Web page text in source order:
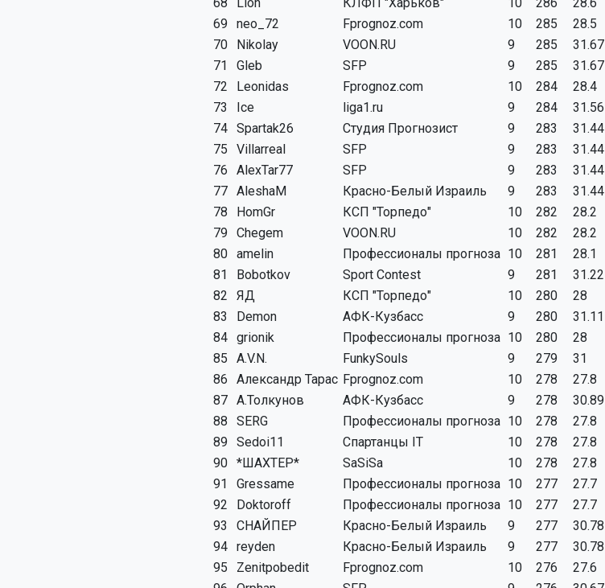
69 neo_72 Fprognoz.com 10 285 28.5
70
Nikolay VOON.RU 9 285 31.67
71
Gleb SFP 9 285 31.67
72
Leonidas Fprognoz.com 10 284 28.4
73
Ice liga1.ru 9 284 31.56
74 Spartak26 Студия Прогнозист 9 283 31.44
75
Villarreal SFP 9 283 31.44
76
AlexTar77 SFP 9 283 31.44
77 AleshaM Красно-Белый Израиль 9 283 31.44
78
HomGr КСП "Торпедо" 10 282 28.2
79 Chegem VOON.RU 10 282 28.2
80 amelin Профессионалы прогноза 10 281 28.1
81
Bobotkov Sport Contest 9 281 31.22
82
ЯД КСП "Торпедо" 10 280 28
83
Demon АФК-Кузбасс 9 280 31.11
84 grionik Профессионалы прогноза 10 280 28
85
A.V.N. FunkySouls 9 279 31
86
Александр Тарас Fprognoz.com 10 278 27.8
87 А.Толкунов АФК-Кузбасс 9 278 30.89
88
SERG Профессионалы прогноза 10 278 27.8
89 Sedoi11 Спартанцы IT 10 278 27.8
90 *ШАХТЕР* SaSiSa 10 278 27.8
91
Gressame Профессионалы прогноза 10 277 27.7
92
Doktoroff Профессионалы прогноза 10 277 27.7
93
СНАЙПЕР Красно-Белый Израиль 9 277 30.78
94 reyden Красно-Белый Израиль 9 277 30.78
95
Zenitpobedit Fprognoz.com 10 276 27.6